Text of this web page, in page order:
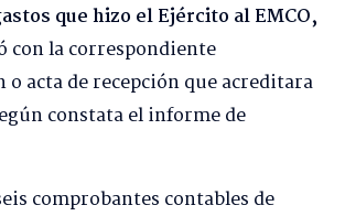
que hizo el Ejército al EMCO,
con la correspondiente
o acta de recepción que acreditara
constata el informe de
comprobantes contables de